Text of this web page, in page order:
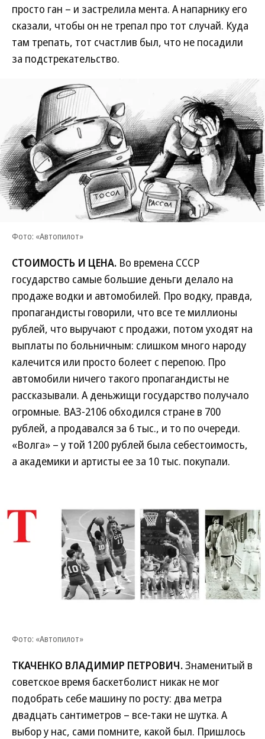
просто ган – и застрелила мента. А напарнику его
сказали, чтобы он не трепал про тот случай. Куда
там трепать, тот счастлив был, что не посадили
за подстрекательство.
Фото: «Автопилот»
СТОИМОСТЬ И ЦЕНА. Во времена СССР
государство самые большие деньги делало на
продаже водки и автомобилей. Про водку, правда,
пропагандисты говорили, что все те миллионы
рублей, что выручают с продажи, потом уходят на
выплаты по больничным: слишком много народу
калечится или просто болеет с перепою. Про
автомобили ничего такого пропагандисты не
рассказывали. А деньжищи государство получало
огромные. ВАЗ-2106 обходился стране в 700
рублей, а продавался за 6 тыс., и то по очереди.
«Волга» – у той 1200 рублей была себестоимость,
а академики и артисты ее за 10 тыс. покупали.
Фото: «Автопилот»
ТКАЧЕНКО ВЛАДИМИР ПЕТРОВИЧ.Знаменитый в
советское время баскетболист никак не мог
подобрать себе машину по росту: два метра
двадцать сантиметров – все-таки не шутка. А
выбор у нас, сами помните, какой был. Пришлось